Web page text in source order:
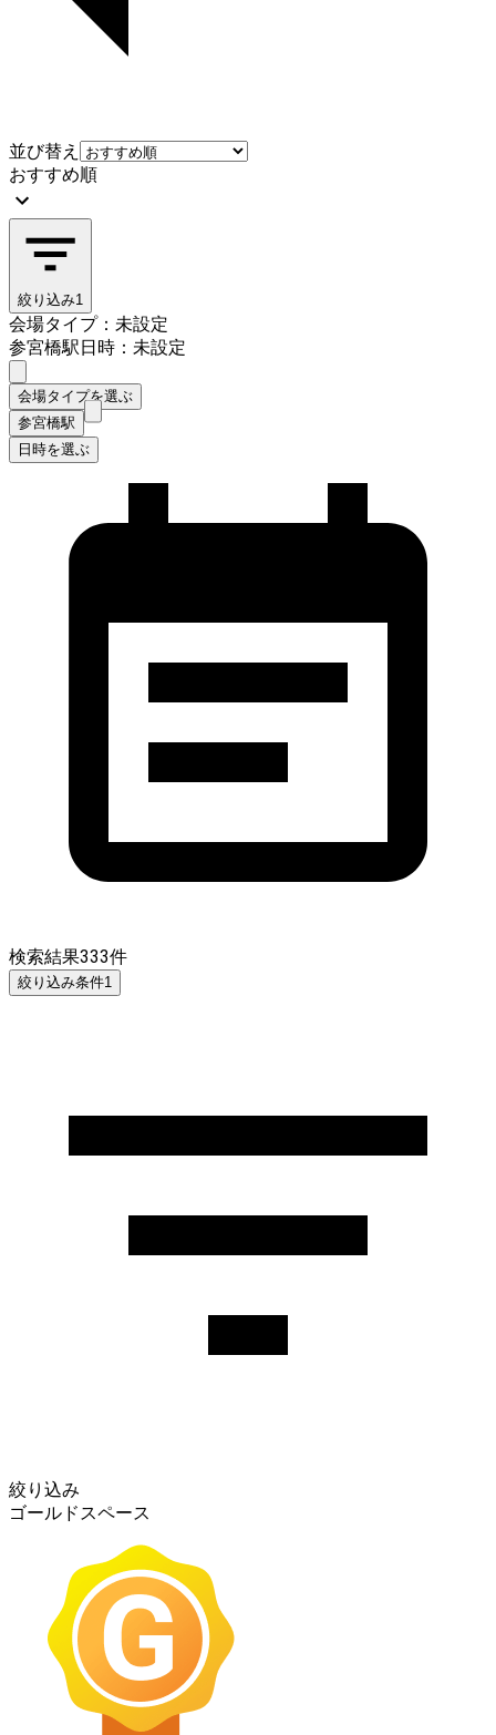
並び替え
おすすめ順
絞り込み1
会場タイプ：未設定
参宮橋駅日時：未設定
会場タイプを選ぶ
参宮橋駅
日時を選ぶ
検索結果333件
絞り込み条件1
絞り込み
ゴールドスペース